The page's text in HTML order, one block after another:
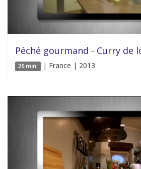
Péché gourmand - Curry de
26 min' | France | 2013